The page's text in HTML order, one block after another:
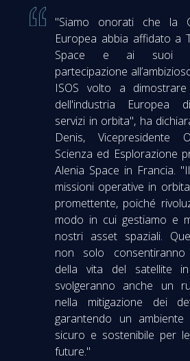
"Siamo onorati che la
Europea abbia affidato a
Space e ai suoi
partecipazione
ISOS volto a
dell'industria Europea
servizi in orbita", ha
Denis, Vicepresidente
Scienza ed Esplorazione
Alenia Space in Francia.
missioni operative in
promettente, poiché
modo in cui gestiamo e
nostri asset spaziali.
non solo consentiranno
della vita del satellite
svolgeranno anche un
nella mitigazione dei
garantendo un ambiente
sicuro e sostenibile per
future."